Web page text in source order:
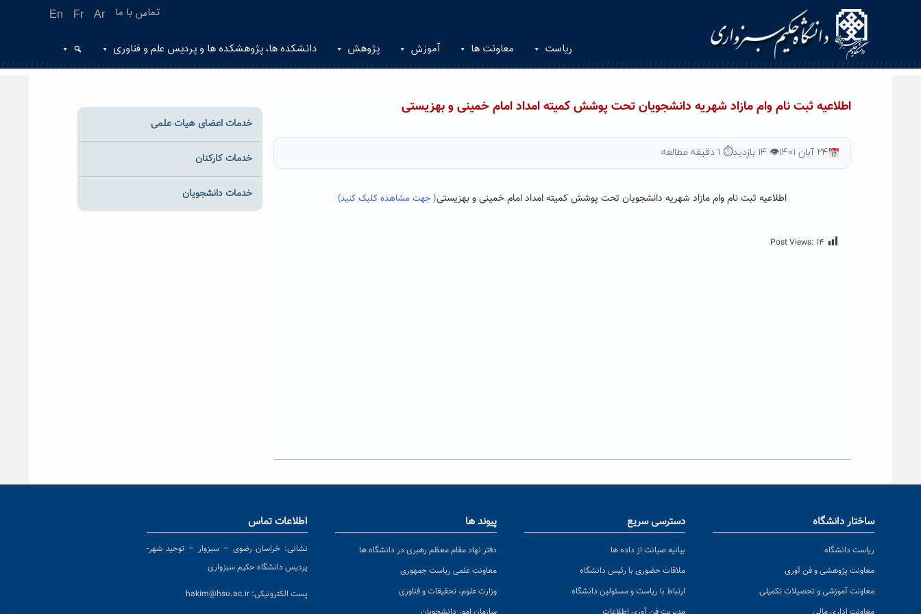
En Fr Ar تماس با ما
ریاست معاونت ها آموزش پژوهش دانشکده ها، پژوهشکده ها و پردیس علم و فناوری
اطلاعیه ثبت نام وام مازاد شهریه دانشجویان تحت پوشش کمیته امداد امام خمینی و بهزیستی
۲۴ آبان ۱۴۰۱ 👁 ۱۴ بازدید ⏱ ۱ دقیقه مطالعه
اطلاعیه ثبت نام وام مازاد شهریه دانشجویان تحت پوشش کمیته امداد امام خمینی و بهزیستی( جهت مشاهذه کلیک کنید)
Post Views: ۱۴
خدمات اعضای هیات علمی
خدمات کارکنان
خدمات دانشجویان
ساختار دانشگاه
ریاست دانشگاه
معاونت پژوهشی و فن آوری
معاونت آموزشی و تحصیلات تکمیلی
دسترسی سریع
بیانیه صیانت از داده ها
ملاقات حضوری با رئیس دانشگاه
ارتباط با ریاست و مسئولین دانشگاه
پیوند ها
دفتر نهاد مقام معظم رهبری در دانشگاه ها
معاونت علمی ریاست جمهوری
وزارت علوم، تحقیقات و فناوری
اطلاعات تماس
نشانی: خراسان رضوی – سبزوار – توحید شهر-
پردیس دانشگاه حکیم سبزواری
پست الکترونیکی: hakim@hsu.ac.ir